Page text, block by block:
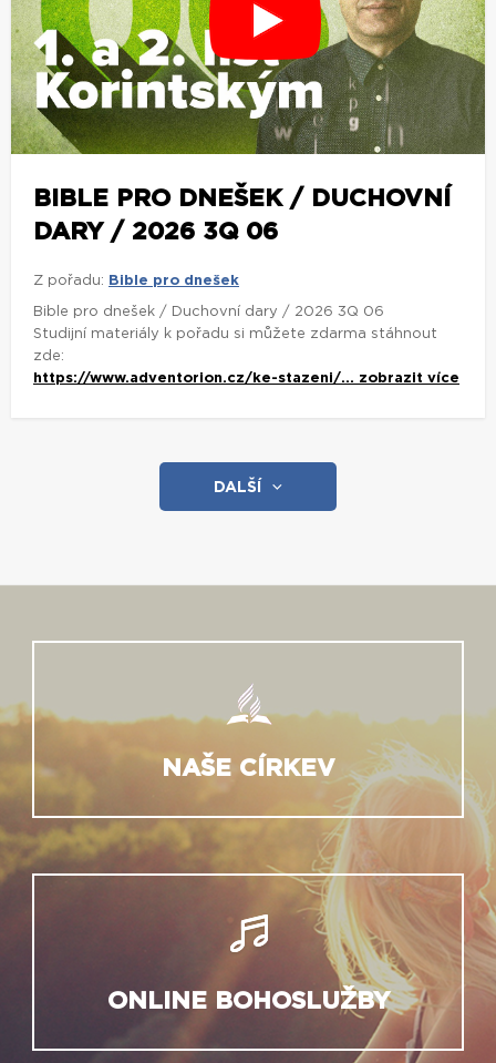
BIBLE PRO DNEŠEK / DUCHOVNÍ
DARY / 2026 3Q 06
Z pořadu: Bible pro dnešek
Bible pro dnešek / Duchovní dary / 2026 3Q 06
Studijní materiály k pořadu si můžete zdarma stáhnout
zde:
https://www.adventorion.cz/ke-stazeni/... zobrazit více
DALŠÍ
NAŠE CÍRKEV
ONLINE BOHOSLUŽBY